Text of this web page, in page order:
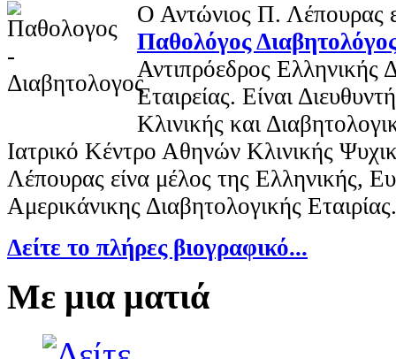
Ο Αντώνιος Π. Λέπουρας
Παθολόγος
Αντιπρόεδρος Ελληνικής
Εταιρείας. Είναι
Κλινικής και
Ιατρικό Κέντρο Αθηνών Κλινικής
Λέπουρας είνα μέλος της Ελληνικής,
Αμερικάνικης Διαβητολογικής Εταιρίας.
Δείτε το πλήρες βιογραφικό...
Με μια ματιά